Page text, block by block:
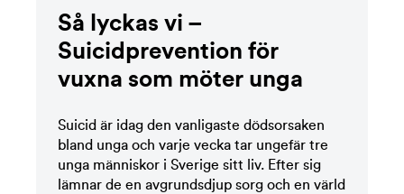
Så lyckas vi –
Suicidprevention för
vuxna som möter unga
Suicid är idag den vanligaste dödsorsaken
bland unga och varje vecka tar ungefär tre
unga människor i Sverige sitt liv. Efter sig
lämnar de en avgrundsdjup sorg och en värld